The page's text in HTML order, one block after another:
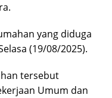
yang diduga
(19/08/2025).
tersebut
Umum dan